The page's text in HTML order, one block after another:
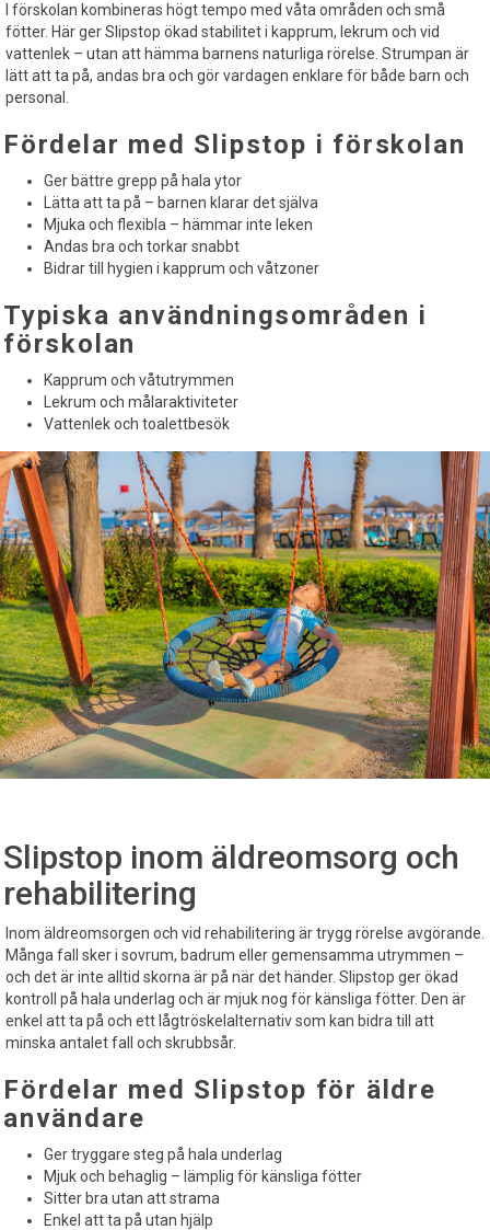
I förskolan kombineras högt tempo med våta områden och små
fötter. Här ger Slipstop ökad stabilitet i kapprum, lekrum och vid
vattenlek – utan att hämma barnens naturliga rörelse. Strumpan är
lätt att ta på, andas bra och gör vardagen enklare för både barn och
personal.
Fördelar med Slipstop i förskolan
Ger bättre grepp på hala ytor
Lätta att ta på – barnen klarar det själva
Mjuka och flexibla – hämmar inte leken
Andas bra och torkar snabbt
Bidrar till hygien i kapprum och våtzoner
Typiska användningsområden i
förskolan
Kapprum och våtutrymmen
Lekrum och målaraktiviteter
Vattenlek och toalettbesök
Slipstop inom äldreomsorg och
rehabilitering
Inom äldreomsorgen och vid rehabilitering är trygg rörelse avgörande.
Många fall sker i sovrum, badrum eller gemensamma utrymmen –
och det är inte alltid skorna är på när det händer. Slipstop ger ökad
kontroll på hala underlag och är mjuk nog för känsliga fötter. Den är
enkel att ta på och ett lågtröskelalternativ som kan bidra till att
minska antalet fall och skrubbsår.
Fördelar med Slipstop för äldre
användare
Ger tryggare steg på hala underlag
Mjuk och behaglig – lämplig för känsliga fötter
Sitter bra utan att strama
Enkel att ta på utan hjälp